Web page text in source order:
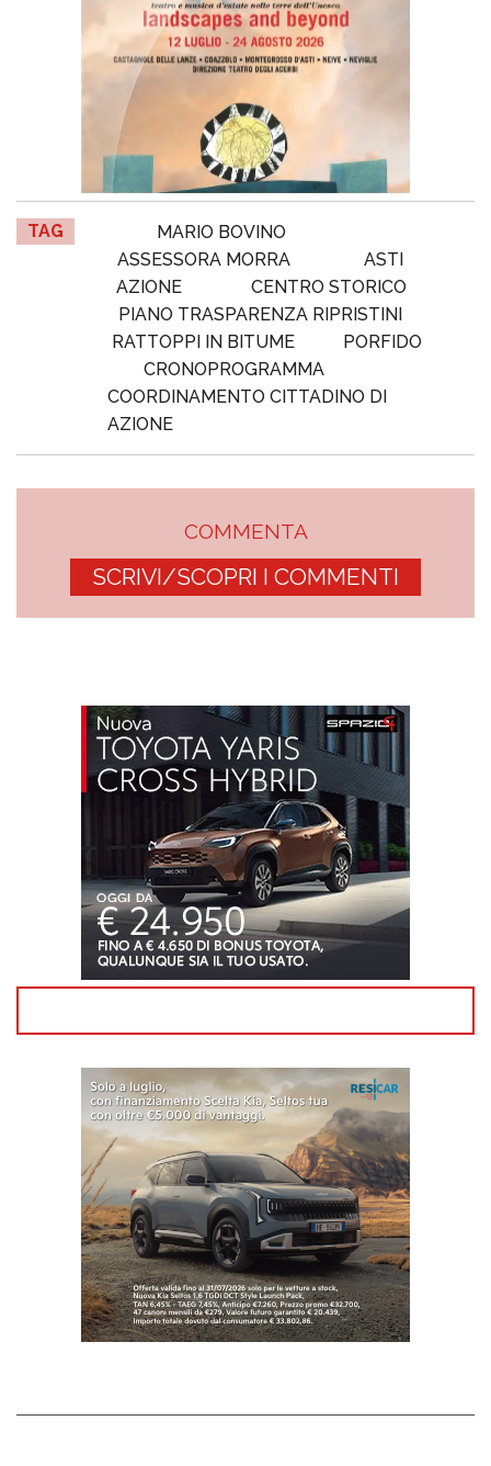
TAG
MARIO BOVINO
ASSESSORA MORRA
ASTI
AZIONE
CENTRO STORICO
PIANO TRASPARENZA RIPRISTINI
RATTOPPI IN BITUME
PORFIDO
CRONOPROGRAMMA
COORDINAMENTO CITTADINO DI
AZIONE
COMMENTA
SCRIVI/SCOPRI I COMMENTI